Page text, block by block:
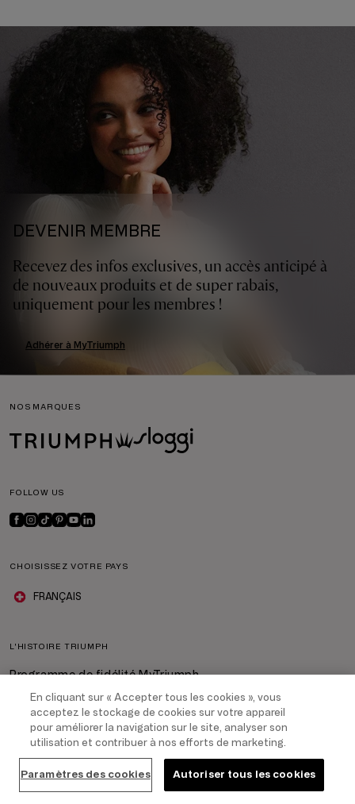
DEVENIR MEMBRE
Recevez des infos exclusives, un accès anticipé à
de nouveaux produits et de super rabais,
uniquement pour les membres !
Adhérer à MyTriumph
NOS MARQUES
FOLLOW US
CHOISISSEZ VOTRE PAYS
FRANÇAIS
L'HISTOIRE TRIUMPH
Programme de fidélité MyTriumph
Entreprise
Carrière
Franchising
Durabilité
AIDE & INFORMATION
En cliquant sur « Accepter tous les cookies », vous
acceptez le stockage de cookies sur votre appareil
pour améliorer la navigation sur le site, analyser son
utilisation et contribuer à nos efforts de marketing.
Paramètres des cookies Autoriser tous les cookies